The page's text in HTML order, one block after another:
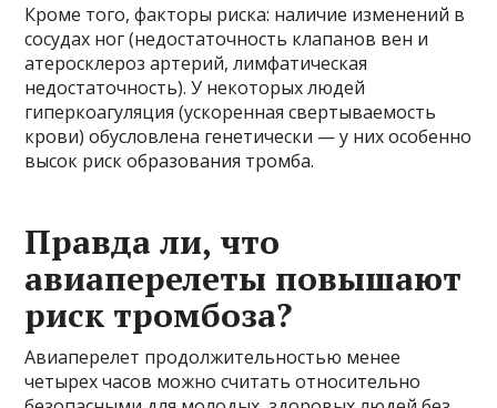
Кроме того, факторы риска: наличие изменений в
сосудах ног (недостаточность клапанов вен и
атеросклероз артерий, лимфатическая
недостаточность). У некоторых людей
гиперкоагуляция (ускоренная свертываемость
крови) обусловлена генетически — у них особенно
высок риск образования тромба.
Правда ли, что
авиаперелеты повышают
риск тромбоза?
Авиаперелет продолжительностью менее
четырех часов можно считать относительно